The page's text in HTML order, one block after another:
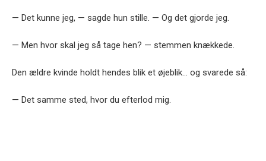
— Det kunne jeg, — sagde hun stille. — Og det gjorde jeg.
— Men hvor skal jeg så tage hen? — stemmen knækkede.
Den ældre kvinde holdt hendes blik et øjeblik… og svarede så:
— Det samme sted, hvor du efterlod mig.